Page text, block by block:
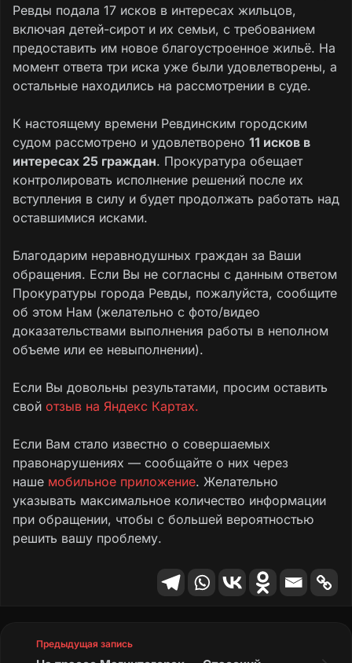
Ревды подала 17 исков в интересах жильцов,
включая детей-сирот и их семьи, с требованием
предоставить им новое благоустроенное жильё. На
момент ответа три иска уже были удовлетворены, а
остальные находились на рассмотрении в суде.
К настоящему времени Ревдинским городским
судом рассмотрено и удовлетворено 11 исков в
интересах 25 граждан. Прокуратура обещает
контролировать исполнение решений после их
вступления в силу и будет продолжать работать над
оставшимися исками.
Благодарим неравнодушных граждан за Ваши
обращения. Если Вы не согласны с данным ответом
Прокуратуры города Ревды, пожалуйста, сообщите
об этом Нам (желательно с фото/видео
доказательствами выполнения работы в неполном
объеме или ее невыполнении).
Если Вы довольны результатами, просим оставить
свой отзыв на Яндекс Картах.
Если Вам стало известно о совершаемых
правонарушениях — сообщайте о них через
наше мобильное приложение. Желательно
указывать максимальное количество информации
при обращении, чтобы с большей вероятностью
решить вашу проблему.
Предыдущая запись